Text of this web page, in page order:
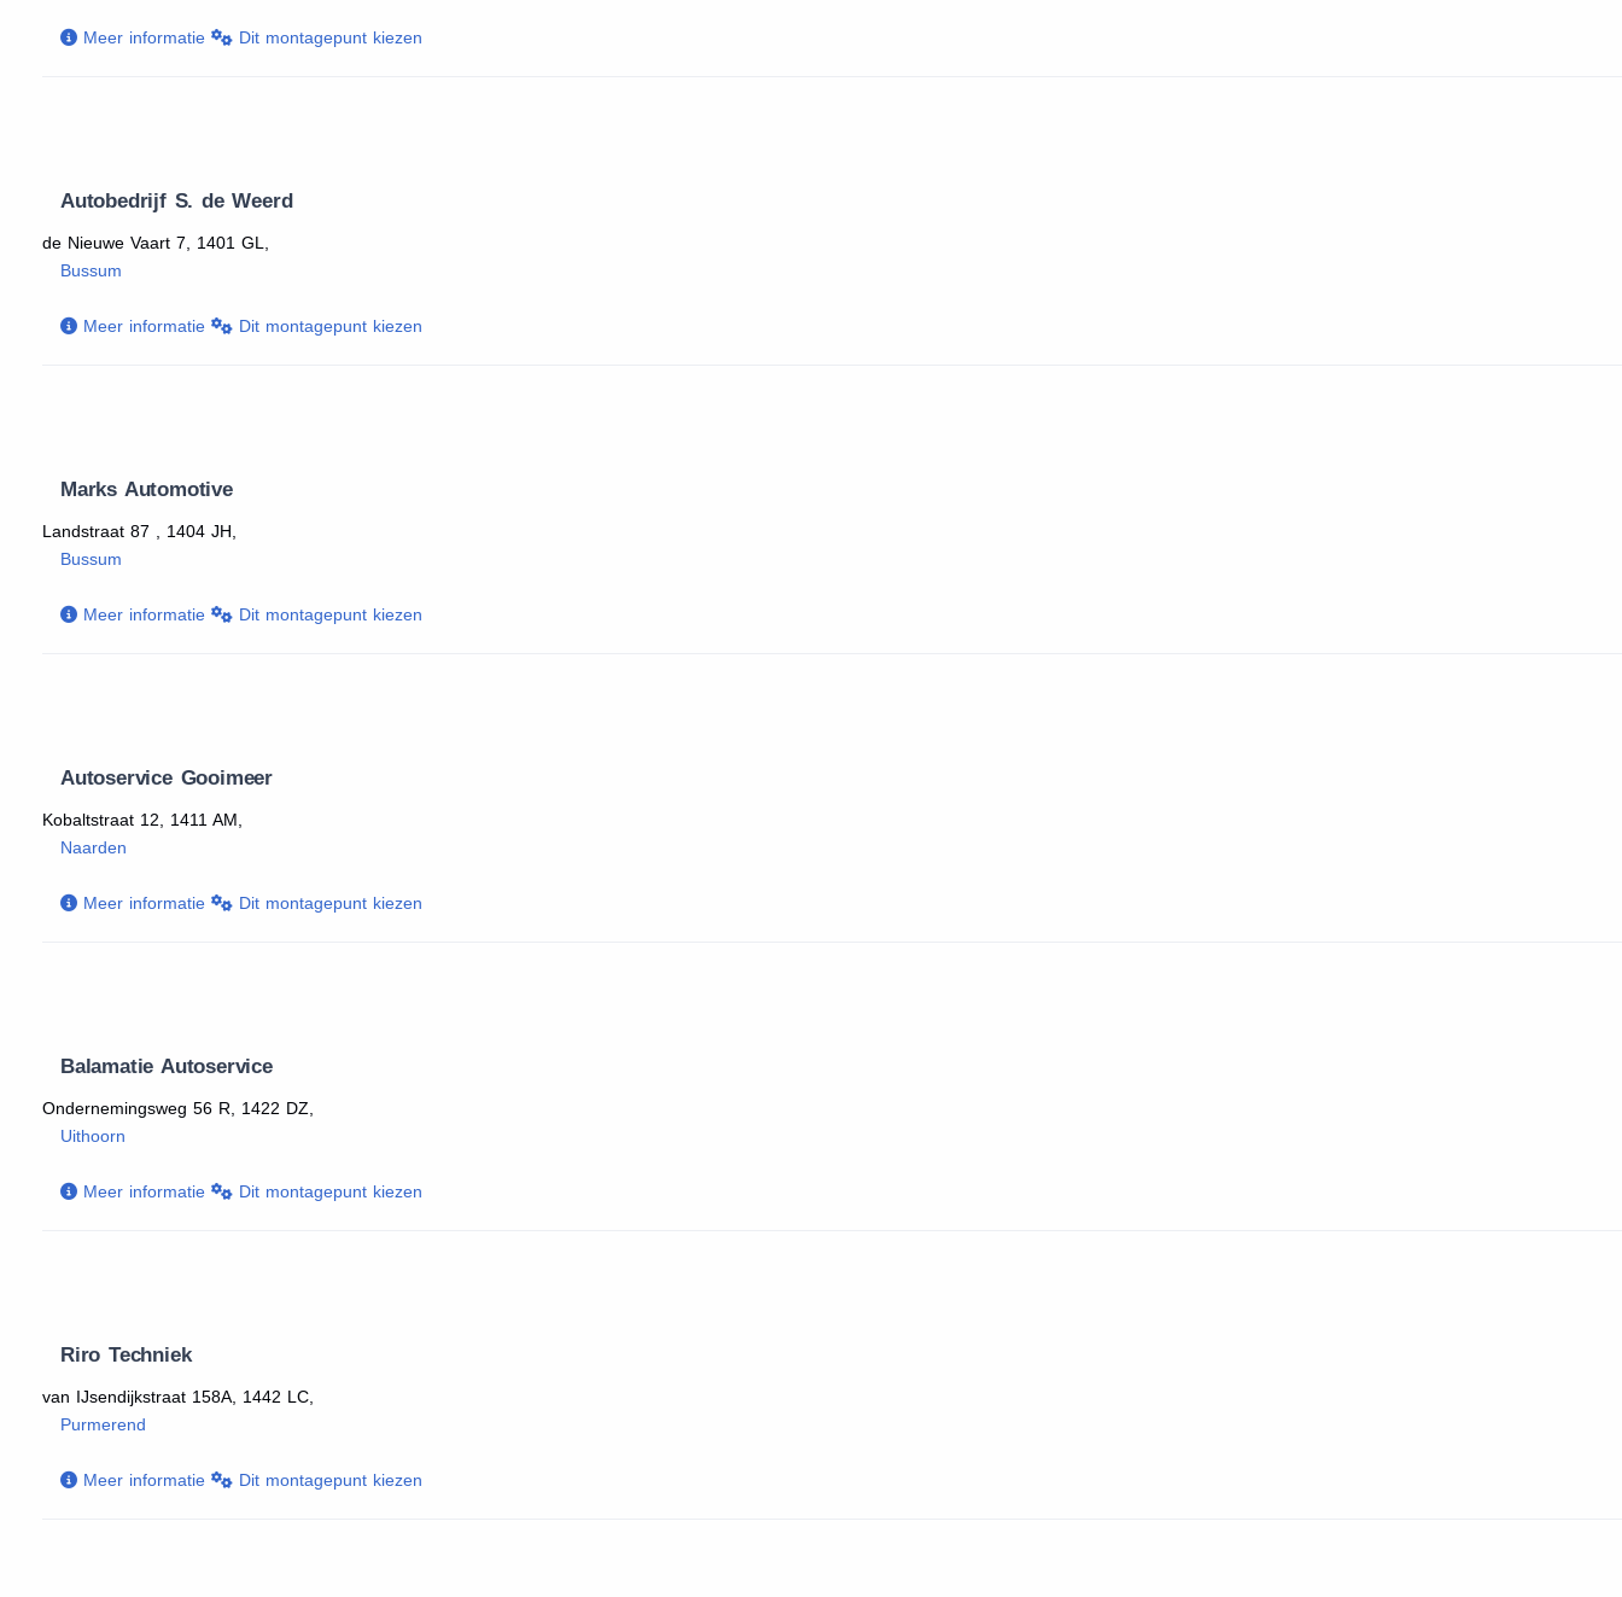
Meer informatie Dit montagepunt kiezen
Autobedrijf S. de Weerd
de Nieuwe Vaart 7, 1401 GL,
Bussum
Meer informatie Dit montagepunt kiezen
Marks Automotive
Landstraat 87 , 1404 JH,
Bussum
Meer informatie Dit montagepunt kiezen
Autoservice Gooimeer
Kobaltstraat 12, 1411 AM,
Naarden
Meer informatie Dit montagepunt kiezen
Balamatie Autoservice
Ondernemingsweg 56 R, 1422 DZ,
Uithoorn
Meer informatie Dit montagepunt kiezen
Riro Techniek
van IJsendijkstraat 158A, 1442 LC,
Purmerend
Meer informatie Dit montagepunt kiezen